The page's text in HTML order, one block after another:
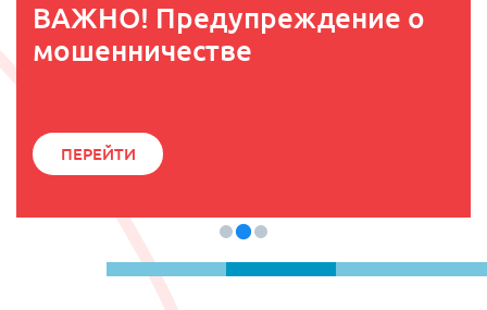
ВАЖНО! Предупреждение о
мошенничестве
ПЕРЕЙТИ